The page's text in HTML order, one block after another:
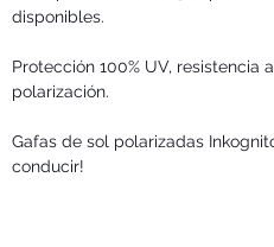
disponibles.
Protección 100% UV,
polarización.
Gafas de sol polarizadas
conducir!